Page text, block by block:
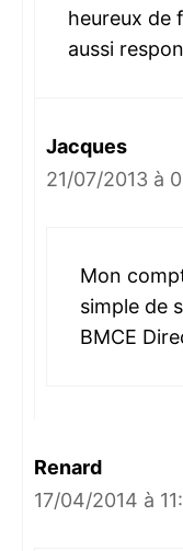
heureux de
aussi
Jacques
21/07/2013 à
Mon
simple de
BMCE
Renard
17/04/2014 à